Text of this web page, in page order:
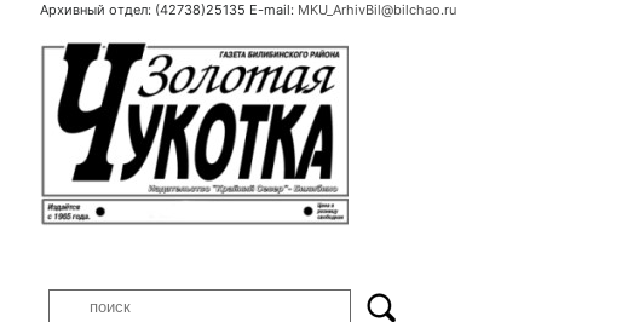
Архивный отдел: (42738)25135 E-mail: MKU_ArhivBil@bilchao.ru